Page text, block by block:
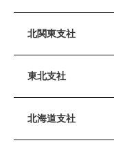
北関東支社
東北支社
北海道支社